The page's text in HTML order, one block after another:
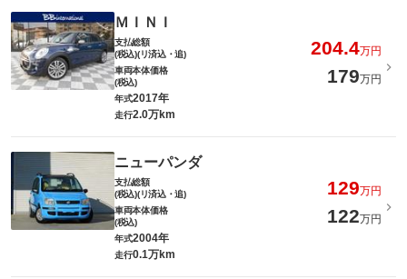
ＭＩＮＩ
支払総額
(税込)(リ済込・追)
204.4万円
車両本体価格
(税込)
179万円
年式2017年
走行2.0万km
ニューパンダ
支払総額
(税込)(リ済込・追)
129万円
車両本体価格
(税込)
122万円
年式2004年
走行0.1万km